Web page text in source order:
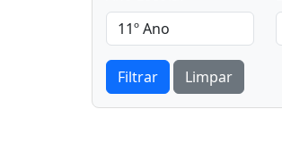
Filtrar Limpar